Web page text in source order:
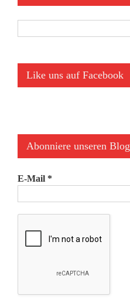
Like uns auf Facebook
Abonniere unseren Blog
E-Mail *